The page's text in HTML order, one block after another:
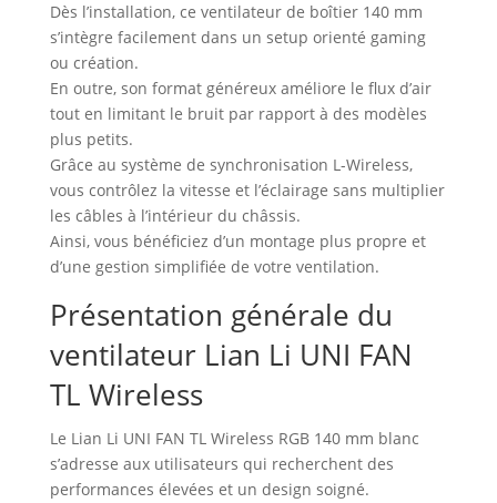
Dès l’installation, ce ventilateur de boîtier 140 mm
s’intègre facilement dans un setup orienté gaming
ou création.
En outre, son format généreux améliore le flux d’air
tout en limitant le bruit par rapport à des modèles
plus petits.
Grâce au système de synchronisation L-Wireless,
vous contrôlez la vitesse et l’éclairage sans multiplier
les câbles à l’intérieur du châssis.
Ainsi, vous bénéficiez d’un montage plus propre et
d’une gestion simplifiée de votre ventilation.
Présentation générale du
ventilateur Lian Li UNI FAN
TL Wireless
Le Lian Li UNI FAN TL Wireless RGB 140 mm blanc
s’adresse aux utilisateurs qui recherchent des
performances élevées et un design soigné.